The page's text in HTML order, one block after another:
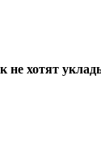
не хотят